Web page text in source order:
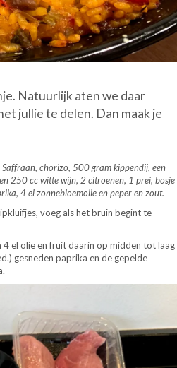
Natuurlijk aten we daar
jullie te delen. Dan maak je
chorizo, 500 gram kippendij, een
250 cc witte wijn, 2 citroenen, 1 prei, bosje
4 el zonnebloemolie en peper en zout.
voeg als het bruin begint te
4 el olie en fruit daarin op midden tot laag
gesneden paprika en de gepelde